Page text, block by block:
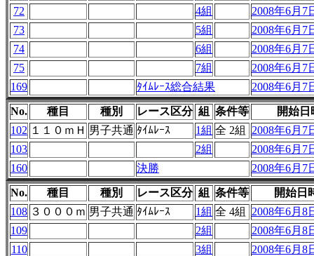
72
4組
2008年6月7
73
5組
2008年6月7
74
6組
2008年6月7
75
7組
2008年6月7
169
ﾀｲﾑﾚｰｽ総合結果 2008年6月7
No. 種目 種別 レース区分 組 条件等
開始日
102 １１０ｍＨ 男子共通 ﾀｲﾑﾚｰｽ 1組 全 2組
2008年6月7
103
2組
2008年6月7
160
決勝 2008年6月7
No. 種目 種別 レース区分 組 条件等
開始日
108 ３０００ｍ 男子共通 ﾀｲﾑﾚｰｽ 1組 全 4組
2008年6月8
109
2組
2008年6月8
110
3組
2008年6月8